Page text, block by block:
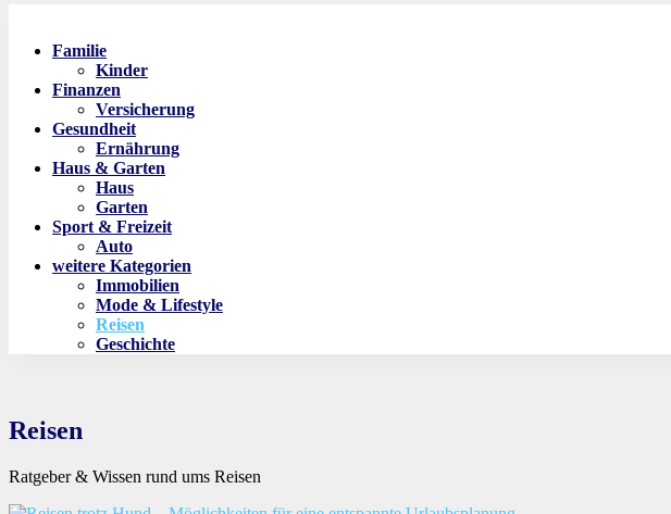
Familie
Kinder
Finanzen
Versicherung
Gesundheit
Ernährung
Haus & Garten
Haus
Garten
Sport & Freizeit
Auto
weitere Kategorien
Immobilien
Mode & Lifestyle
Reisen
Geschichte
Reisen
Ratgeber & Wissen rund ums Reisen